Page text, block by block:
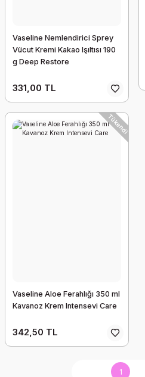
Vaseline Nemlendirici Sprey
Vücut Kremi Kakao Işıltısı 190
g Deep Restore
331,00 TL
Tükendi
Vaseline Aloe Ferahlığı 350 ml
Kavanoz Krem Intensevi Care
342,50 TL
1